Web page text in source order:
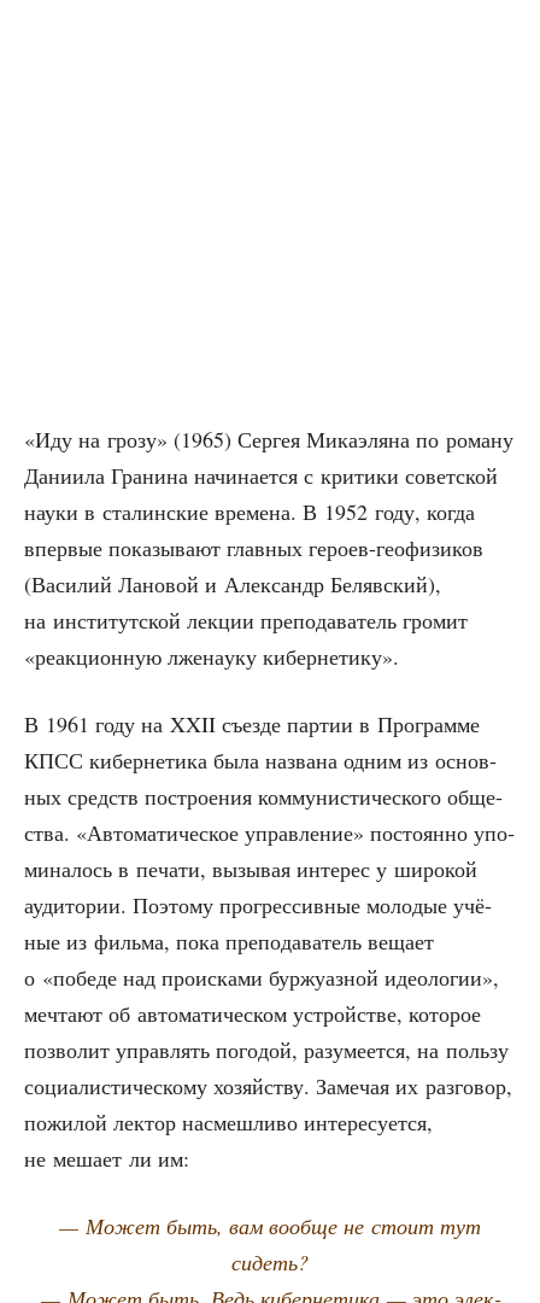
«Иду на гро­зу» (1965) Сер­гея Мика­э­ля­на по рома­ну
Дани­и­ла Гра­ни­на начи­на­ет­ся с кри­ти­ки совет­ской
нау­ки в ста­лин­ские вре­ме­на. В 1952 году, когда
впер­вые пока­зы­ва­ют глав­ных геро­ев-гео­фи­зи­ков
(Васи­лий Лано­вой и Алек­сандр Беляв­ский),
на инсти­тут­ской лек­ции пре­по­да­ва­тель гро­мит
«реак­ци­он­ную лже­на­у­ку кибернетику».
В 1961 году на XXII съез­де пар­тии в Про­грам­ме
КПСС кибер­не­ти­ка была назва­на одним из основ­
ных средств постро­е­ния ком­му­ни­сти­че­ско­го обще­
ства. «Авто­ма­ти­че­ское управ­ле­ние» посто­ян­но упо­
ми­на­лось в печа­ти, вызы­вая инте­рес у широ­кой
ауди­то­рии. Поэто­му про­грес­сив­ные моло­дые учё­
ные из филь­ма, пока пре­по­да­ва­тель веща­ет
о «побе­де над про­ис­ка­ми бур­жу­аз­ной идео­ло­гии»,
меч­та­ют об авто­ма­ти­че­ском устрой­стве, кото­рое
поз­во­лит управ­лять пого­дой, разу­ме­ет­ся, на поль­зу
соци­а­ли­сти­че­ско­му хозяй­ству. Заме­чая их раз­го­вор,
пожи­лой лек­тор насмеш­ли­во инте­ре­су­ет­ся,
не меша­ет ли им:
— Может быть, вам вооб­ще не сто­ит тут
сидеть?